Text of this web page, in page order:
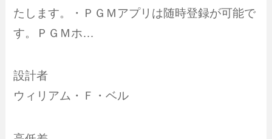
たします。・ＰＧＭアプリは随時登録が可能で
す。ＰＧＭホ…
設計者
ウィリアム・Ｆ・ベル